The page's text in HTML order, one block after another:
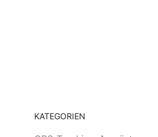
KATEGORIEN